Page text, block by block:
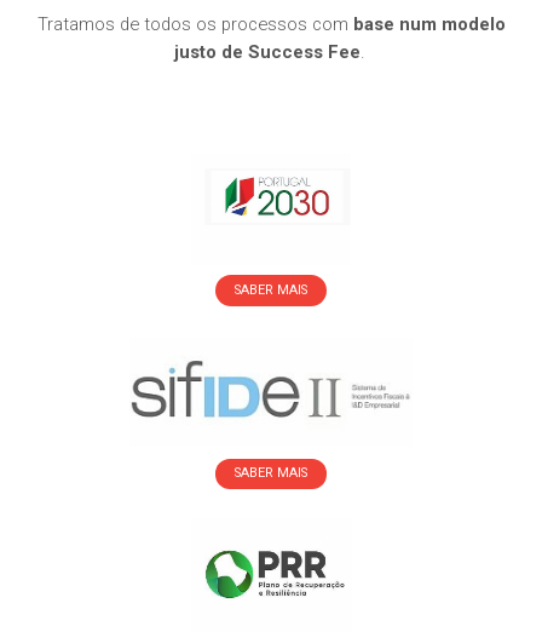
Tratamos de todos os processos com base num modelo
justo de Success Fee.
SABER MAIS
SABER MAIS